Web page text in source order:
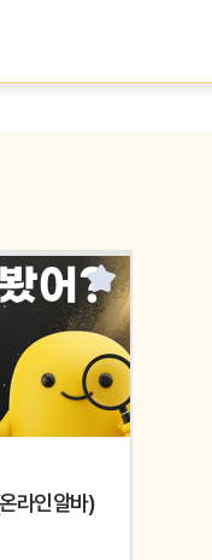
라인 알바)